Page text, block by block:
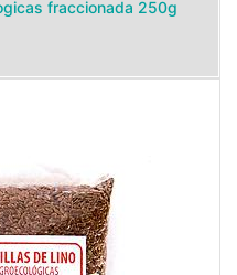
fraccionada 250g